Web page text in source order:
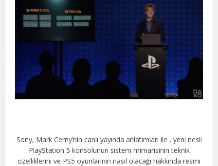
Sony, Mark Cerny’nin canlı yayında anlatımları ile , yeni nesil
PlayStation 5 konsolunun sistem mimarisinin teknik
özelliklerini ve PS5 oyunlarının nasıl olacağı hakkında resmi